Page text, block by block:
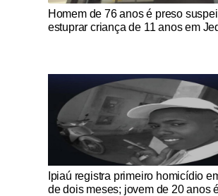
Notícias Católicas
Homem de 76 anos é preso
estuprar criança de 11 anos em
Notícias Católicas
Ipiaú registra primeiro homicídio
de dois meses; jovem de 20 anos